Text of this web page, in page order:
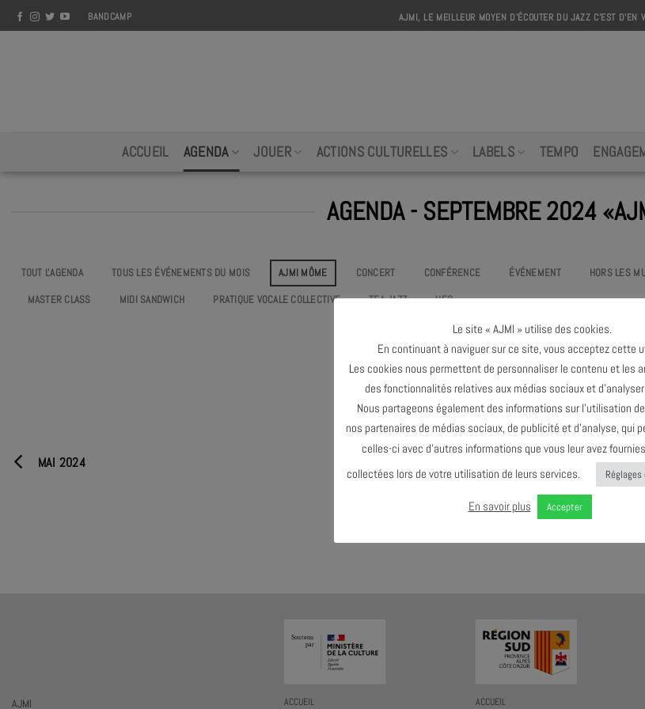
Skip
to
BANDCAMP AJMI, LE MEILLEUR MOYEN D'ÉCOUTER DU JAZZ C'EST D'EN
ACCUEIL AGENDA JOUER ACTIONS CULTURELLES LABELS TEMPO
AGENDA - SEPTEMBRE 2024
TOUT L'AGENDA TOUS LES ÉVÉNEMENTS DU MOIS AJMI MÔME CONCERT CONFÉRENCE ÉVÉNEMENT HORS LES
MASTER CLASS
MIDI SANDWICH PRATIQUE VOCALE COLLECTIVE TEA JAZZ UEO
Pas d'événement«ajmi môme»à venir ce mois
Le dernier événement de l'agenda :Octobre
MAI 2024
AJMI ACCUEIL ACCUEIL
Le site « AJMI » utilise des cookies.
En continuant à naviguer sur ce site, vous acceptez cette
Les cookies nous permettent de personnaliser le contenu et les
des fonctionnalités relatives aux médias sociaux et
Nous partageons également des informations sur l’utilisation
nos partenaires de médias sociaux, de publicité et d’analyse, qui
celles-ci avec d’autres informations que vous leur avez
collectées lors de votre utilisation de leurs services.
En savoir plus Accepter